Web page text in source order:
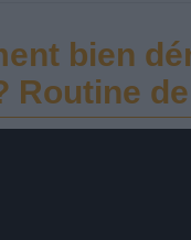
bien
Routine